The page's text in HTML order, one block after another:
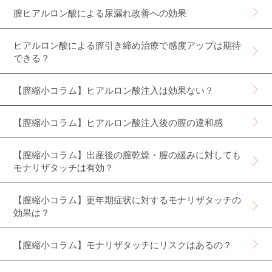
膣ヒアルロン酸による尿漏れ改善への効果
ヒアルロン酸による膣引き締め治療で感度アップは期待
できる？
【膣縮小コラム】ヒアルロン酸注入は効果ない？
【膣縮小コラム】ヒアルロン酸注入後の膣の違和感
【膣縮小コラム】出産後の膣乾燥・膣の緩みに対しても
モナリザタッチは有効？
【膣縮小コラム】更年期症状に対するモナリザタッチの
効果は？
【膣縮小コラム】モナリザタッチにリスクはあるの？